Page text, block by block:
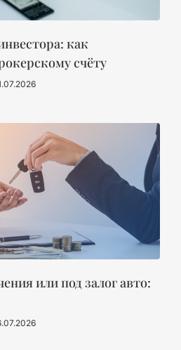
как
счёту
или под залог авто: